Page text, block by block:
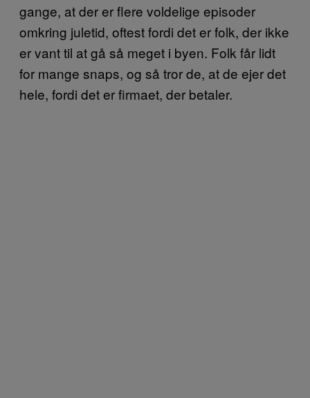
gange, at der er flere voldelige episoder
omkring juletid, oftest fordi det er folk, der ikke
er vant til at gå så meget i byen. Folk får lidt
for mange snaps, og så tror de, at de ejer det
hele, fordi det er firmaet, der betaler.